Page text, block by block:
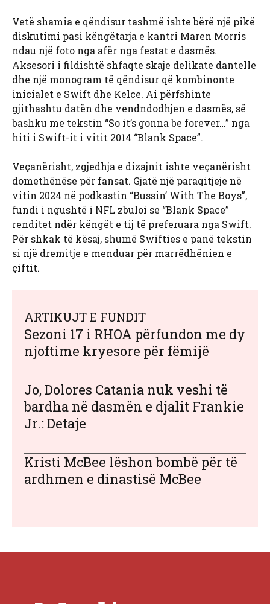
Vetë shamia e qëndisur tashmë ishte bërë një pikë
diskutimi pasi këngëtarja e kantri Maren Morris
ndau një foto nga afër nga festat e dasmës.
Aksesori i fildishtë shfaqte skaje delikate dantelle
dhe një monogram të qëndisur që kombinonte
inicialet e Swift dhe Kelce. Ai përfshinte
gjithashtu datën dhe vendndodhjen e dasmës, së
bashku me tekstin “So it’s gonna be forever…” nga
hiti i Swift-it i vitit 2014 “Blank Space”.
Veçanërisht, zgjedhja e dizajnit ishte veçanërisht
domethënëse për fansat. Gjatë një paraqitjeje në
vitin 2024 në podkastin “Bussin’ With The Boys”,
fundi i ngushtë i NFL zbuloi se “Blank Space”
renditet ndër këngët e tij të preferuara nga Swift.
Për shkak të kësaj, shumë Swifties e panë tekstin
si një dremitje e menduar për marrëdhënien e
çiftit.
ARTIKUJT E FUNDIT
Sezoni 17 i RHOA përfundon me dy
njoftime kryesore për fëmijë
Jo, Dolores Catania nuk veshi të
bardha në dasmën e djalit Frankie
Jr.: Detaje
Kristi McBee lëshon bombë për të
ardhmen e dinastisë McBee